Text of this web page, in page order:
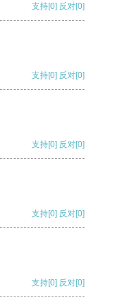
支持[0] 反对[0]
支持[0] 反对[0]
支持[0] 反对[0]
支持[0] 反对[0]
支持[0] 反对[0]